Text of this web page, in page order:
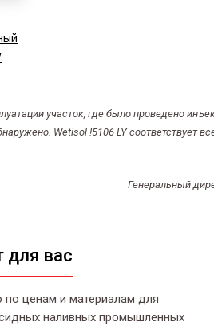
участок, где было проведено
Wetisol !5106 LY соответствует
Генеральный
для вас
по ценам и материалам для
наливных промышленных